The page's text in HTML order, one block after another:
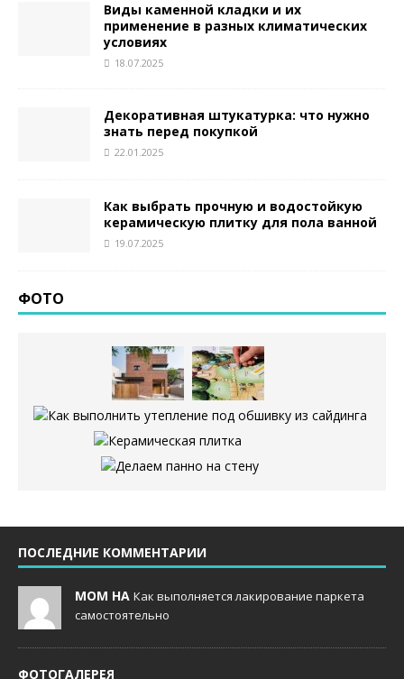
Виды каменной кладки и их
применение в разных климатических
условиях
18.07.2025
Декоративная штукатурка: что нужно
знать перед покупкой
22.01.2025
Как выбрать прочную и водостойкую
керамическую плитку для пола ванной
19.07.2025
ФОТО
ПОСЛЕДНИЕ КОММЕНТАРИИ
MOM НА Как выполняется лакирование паркета
самостоятельно
ФОТОГАЛЕРЕЯ